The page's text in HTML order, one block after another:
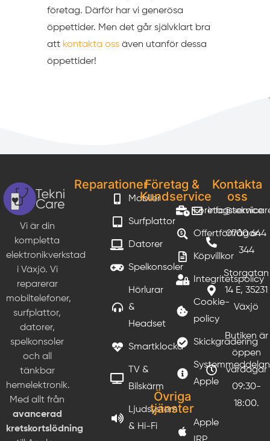
företag. Därför har vi generösa
öppettider. Men det går självklart bra
att kontakta ossäven utanför dessa
öppettider!
Vi är din
kompletta
elektronikverkstad
i Växjö. Vi
reparerar
mobiltelefoner,
surfplattor,
datorer,
spelkonsoler
och all
tänkbar
hemelektronik.
Med allt från
avancerad
kretskortslödning
Reparationer
Mobiler
Surfplattor
Datorer
Spelkonsoler
Hörlurar
&
Headset
Smartklocka
TV &
Bilskärm
Ljudsystem
& Hi-Fi
Företag &
Kundservice
Företagsservice
Offertförfrågan
Köpvillkor
Integritetspolicy
Cookie-
policy
Skickgradering
Apple
Övriga
tjänster
Apple
Kontakta
oss
0700 644
344
Storgatan
14 E, 35231
Växjö
Butiken är
öppen
vardagar
09:30-
18:00.